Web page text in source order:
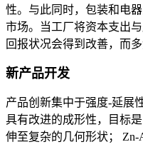
性。与此同时，包装和电
市场。当工厂将资本支出
回报状况会得到改善，而
新产品开发
产品创新集中于强度-延展
具有改进的成形性，目标
伸至复杂的几何形状；